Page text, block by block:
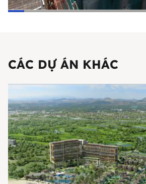
CÁC DỰ ÁN KHÁC